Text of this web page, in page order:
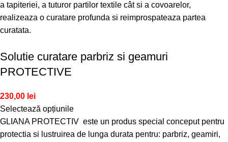
a tapiteriei, a tuturor partilor textile cât si a covoarelor,
realizeaza o curatare profunda si reimprospateaza partea
curatata.
Solutie curatare parbriz si geamuri
PROTECTIVE
230,00 lei
Selectează opțiunile
GLIANA PROTECTIV este un produs special conceput pentru
protectia si lustruirea de lunga durata pentru: parbriz, geamiri,